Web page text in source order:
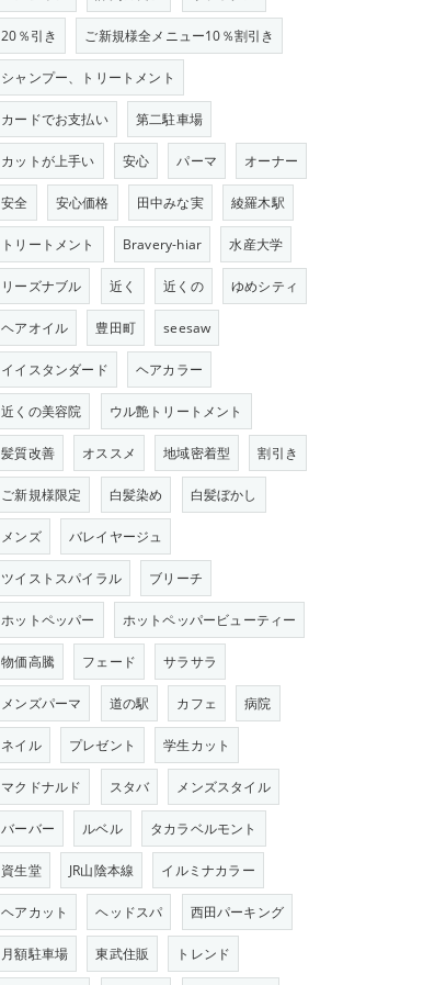
20％引き ご新規様全メニュー10％割引き
シャンプー、トリートメント
カードでお支払い 第二駐車場
カットが上手い 安心 パーマ オーナー
安全 安心価格 田中みな実 綾羅木駅
トリートメント Bravery-hiar 水産大学
リーズナブル 近く 近くの ゆめシティ
ヘアオイル 豊田町 seesaw
イイスタンダード ヘアカラー
近くの美容院 ウル艶トリートメント
髪質改善 オススメ 地域密着型 割引き
ご新規様限定 白髪染め 白髪ぼかし
メンズ バレイヤージュ
ツイストスパイラル ブリーチ
ホットペッパー ホットペッパービューティー
物価高騰 フェード サラサラ
メンズパーマ 道の駅 カフェ 病院
ネイル プレゼント 学生カット
マクドナルド スタバ メンズスタイル
バーバー ルベル タカラベルモント
資生堂 JR山陰本線 イルミナカラー
ヘアカット ヘッドスパ 西田パーキング
月額駐車場 東武住販 トレンド